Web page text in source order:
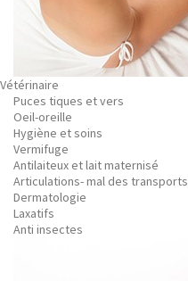
Vétérinaire
Puces tiques et vers
Oeil-oreille
Hygiène et soins
Vermifuge
Antilaiteux et lait maternisé
Articulations- mal des transports
Dermatologie
Laxatifs
Anti insectes